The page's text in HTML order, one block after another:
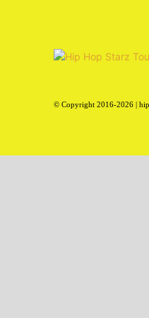
© Copyright 2016-2026 |